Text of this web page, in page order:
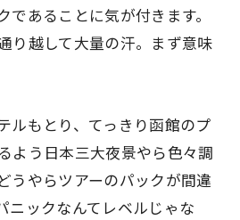
であることに気が付きます。
り越して大量の汗。まず意味
ルもとり、てっきり函館のプ
よう日本三大夜景やら色々調
うやらツアーのパックが間違
ニックなんてレベルじゃな